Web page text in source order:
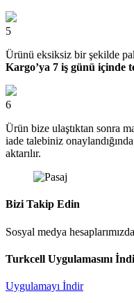
5
Ürünü eksiksiz bir şekilde
Kargo’ya 7 iş günü içinde
6
Ürün bize ulaştıktan sonra
iade talebiniz
aktarılır.
Bizi Takip Edin
Sosyal medya
Turkcell Uygulamasını
Uygulamayı İndir